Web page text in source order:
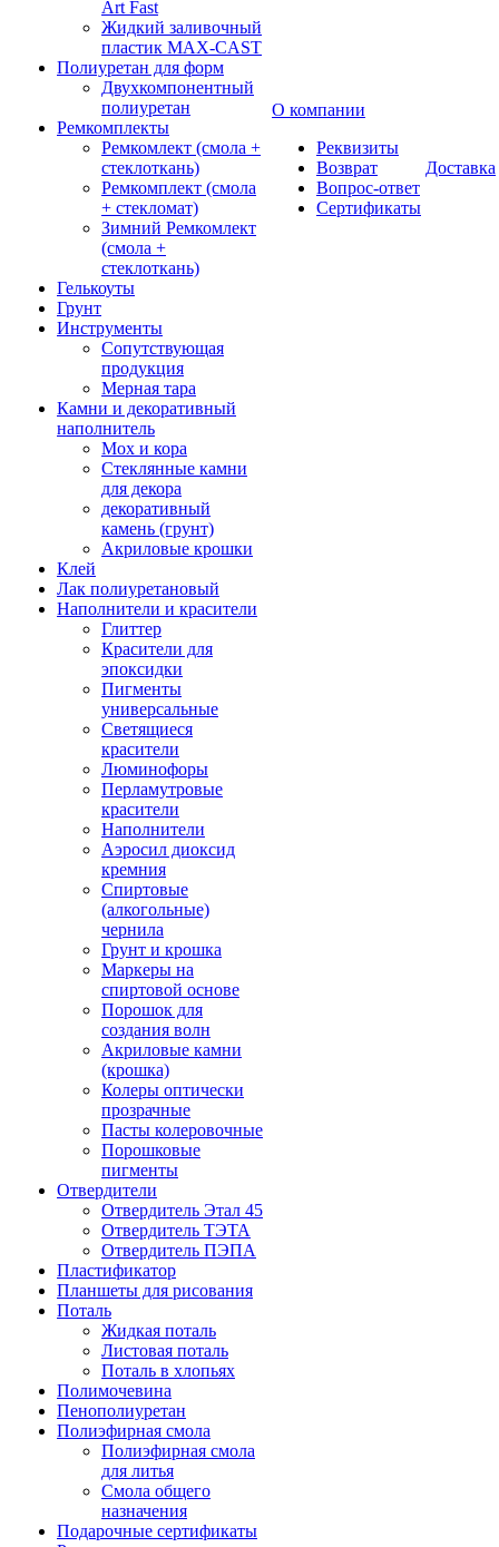
Art Fast
Жидкий заливочный
пластик MAX-CAST
Полиуретан для форм
Двухкомпонентный
полиуретан
Ремкомплекты
Ремкомлект (смола +
стеклоткань)
Ремкомплект (смола
+ стекломат)
Зимний Ремкомлект
(смола +
стеклоткань)
Гелькоуты
Грунт
Инструменты
Сопутствующая
продукция
Мерная тара
Камни и декоративный
наполнитель
Мох и кора
Стеклянные камни
для декора
декоративный
камень (грунт)
Акриловые крошки
Клей
Лак полиуретановый
Наполнители и красители
Глиттер
Красители для
эпоксидки
Пигменты
универсальные
Светящиеся
красители
Люминофоры
Перламутровые
красители
Наполнители
Аэросил диоксид
кремния
Спиртовые
(алкогольные)
чернила
Грунт и крошка
Маркеры на
спиртовой основе
Порошок для
создания волн
Акриловые камни
(крошка)
Колеры оптически
прозрачные
Пасты колеровочные
Порошковые
пигменты
Отвердители
Отвердитель Этал 45
Отвердитель ТЭТА
Отвердитель ПЭПА
Пластификатор
Планшеты для рисования
Поталь
Жидкая поталь
Листовая поталь
Поталь в хлопьях
Полимочевина
Пенополиуретан
Полиэфирная смола
Полиэфирная смола
для литья
Смола общего
назначения
Подарочные сертификаты
О компании
Реквизиты
Возврат
Вопрос-ответ
Сертификаты
Доставка